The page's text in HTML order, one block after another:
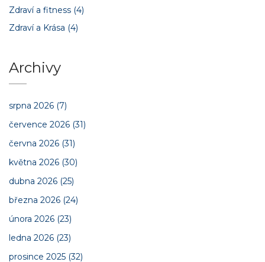
Zdraví a fitness (4)
Zdraví a Krása (4)
Archivy
srpna 2026 (7)
července 2026 (31)
června 2026 (31)
května 2026 (30)
dubna 2026 (25)
března 2026 (24)
února 2026 (23)
ledna 2026 (23)
prosince 2025 (32)